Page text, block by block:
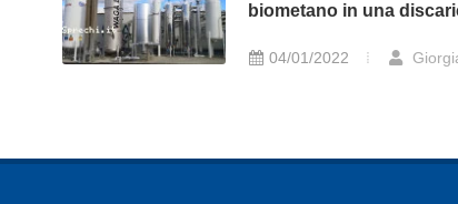
biometano in una
04/01/2022